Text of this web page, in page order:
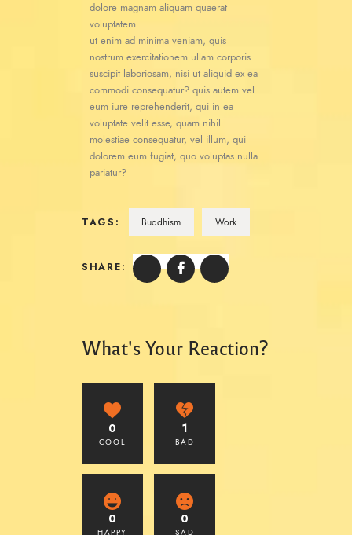
dolore magnam aliquam quaerat
voluptatem.
ut enim ad minima veniam, quis
nostrum exercitationem ullam corporis
suscipit laboriosam, nisi ut aliquid ex ea
commodi consequatur? quis autem vel
eum iure reprehenderit, qui in ea
voluptate velit esse, quam nihil
molestiae consequatur, vel illum, qui
dolorem eum fugiat, quo voluptas nulla
pariatur?
TAGS: Buddhism Work
SHARE:
What's Your Reaction?
0
COOL
1
BAD
0 0